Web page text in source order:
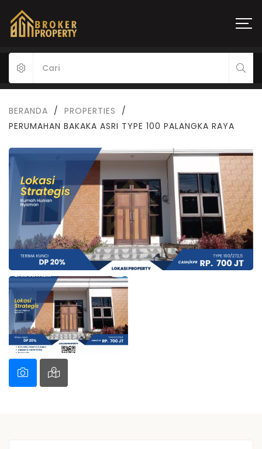
BERANDA / PROPERTIES
/
PERUMAHAN BAKAKA ASRI TYPE 100 PALANGKA RAYA